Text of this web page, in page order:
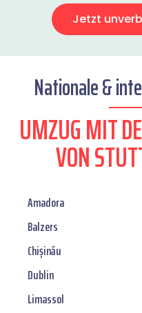
Jetzt
Nationale &
UMZUG MIT
VON
Amadora
Balzers
Chișinău
Dublin
Limassol